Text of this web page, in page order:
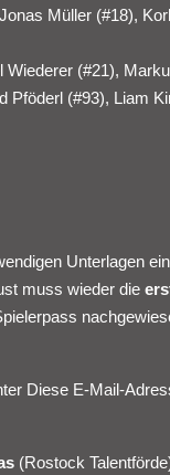
Müller (#18),
Wiederer (#21),
Pföderl (#93), Liam
Unterlagen
muss wieder die
Diese E-Mail-
(Rostock